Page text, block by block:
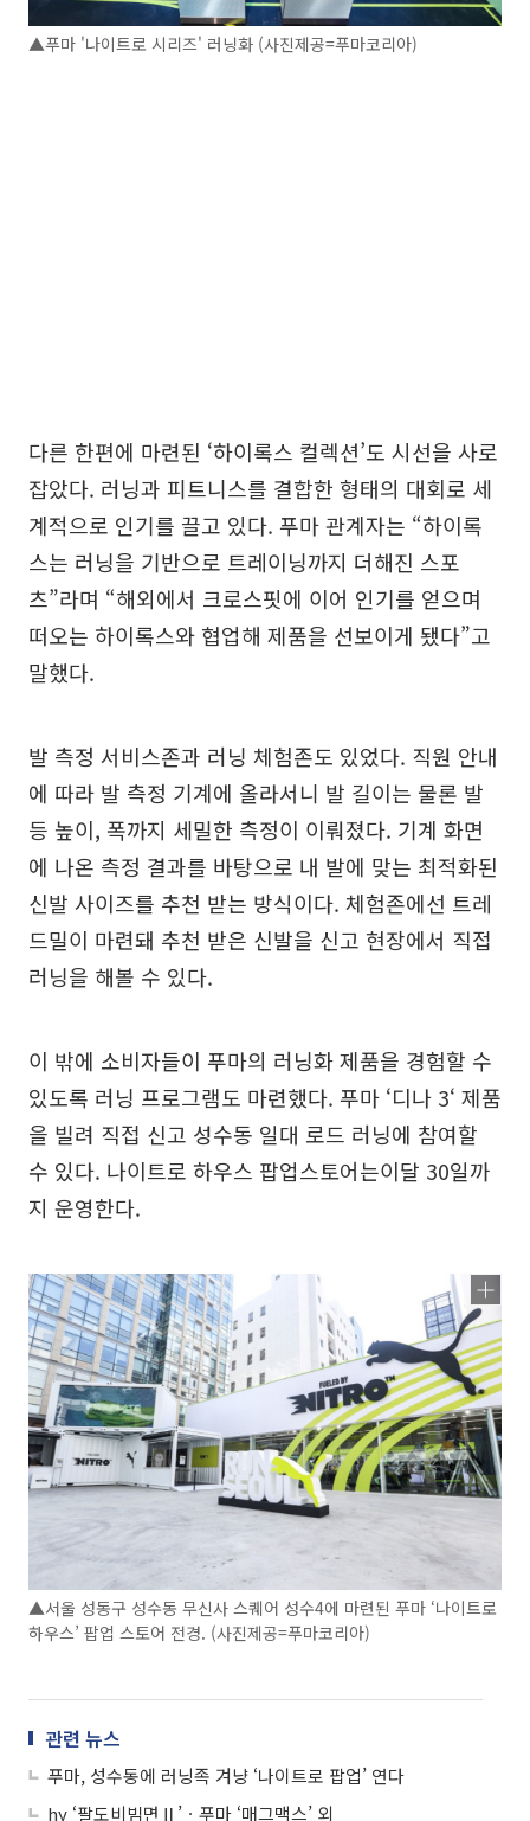
▲푸마 '나이트로 시리즈' 러닝화 (사진제공=푸마코리아)
다른 한편에 마련된 ‘하이록스 컬렉션’도 시선을 사로
잡았다. 러닝과 피트니스를 결합한 형태의 대회로 세
계적으로 인기를 끌고 있다. 푸마 관계자는 “하이록
스는 러닝을 기반으로 트레이닝까지 더해진 스포
츠”라며 “해외에서 크로스핏에 이어 인기를 얻으며
떠오는 하이록스와 협업해 제품을 선보이게 됐다”고
말했다.
발 측정 서비스존과 러닝 체험존도 있었다. 직원 안내
에 따라 발 측정 기계에 올라서니 발 길이는 물론 발
등 높이, 폭까지 세밀한 측정이 이뤄졌다. 기계 화면
에 나온 측정 결과를 바탕으로 내 발에 맞는 최적화된
신발 사이즈를 추천 받는 방식이다. 체험존에선 트레
드밀이 마련돼 추천 받은 신발을 신고 현장에서 직접
러닝을 해볼 수 있다.
이 밖에 소비자들이 푸마의 러닝화 제품을 경험할 수
있도록 러닝 프로그램도 마련했다. 푸마 ‘디나 3‘ 제품
을 빌려 직접 신고 성수동 일대 로드 러닝에 참여할
수 있다. 나이트로 하우스 팝업스토어는이달 30일까
지 운영한다.
▲서울 성동구 성수동 무신사 스퀘어 성수4에 마련된 푸마 ‘나이트로
하우스’ 팝업 스토어 전경. (사진제공=푸마코리아)
관련 뉴스
푸마, 성수동에 러닝족 겨냥 ‘나이트로 팝업’ 연다
hy ‘팔도비빔면Ⅱ’ㆍ푸마 ‘매그맥스’ 외